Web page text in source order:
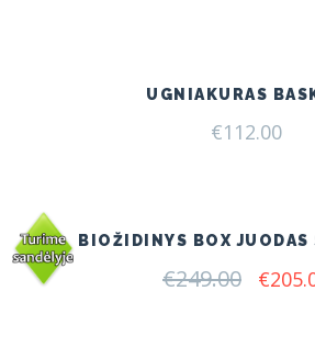
UGNIAKURAS
€112.00
BIOŽIDINYS BOX JUODAS
€249.00 €